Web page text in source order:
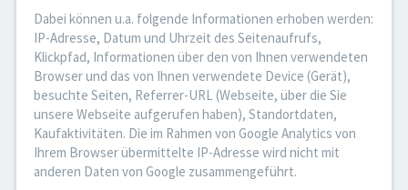
Dabei können u.a. folgende Informationen erhoben werden:
IP-Adresse, Datum und Uhrzeit des Seitenaufrufs,
Klickpfad, Informationen über den von Ihnen verwendeten
Browser und das von Ihnen verwendete Device (Gerät),
besuchte Seiten, Referrer-URL (Webseite, über die Sie
unsere Webseite aufgerufen haben), Standortdaten,
Kaufaktivitäten. Die im Rahmen von Google Analytics von
Ihrem Browser übermittelte IP-Adresse wird nicht mit
anderen Daten von Google zusammengeführt.